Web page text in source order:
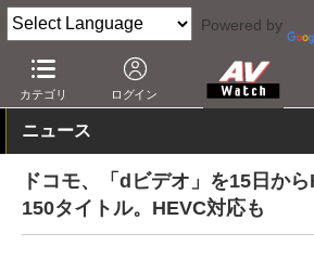
Powered by
カテゴリ ログイン
AV Watch コンテンツ・サービス 映像配
ニュース
ドコモ、「dビデオ」を15日か
150タイトル。HEVC対応も